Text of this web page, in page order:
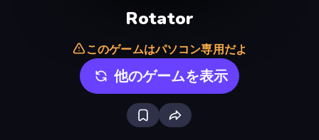
Rotator
このゲームはパソコン専用だよ
他のゲームを表示